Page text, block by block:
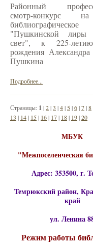
Районный
смотр-конкурс
"Пушкинской лиры
свет", к 225-
рождения Александра
Пушкина
Подробнее...
Страницы: 1 |2|3 |4| 5|6|7|8
13 | 14| 15| 16| 17| 18| 19|20
МБУК
"Межпоселенческая
Адрес: 353500, г.
Темрюкский район,
край
ул. Ленина
Режим работы